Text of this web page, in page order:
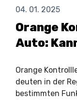
04. 01. 2025
Orange
Auto:
Orange
deuten in der
bestimmten